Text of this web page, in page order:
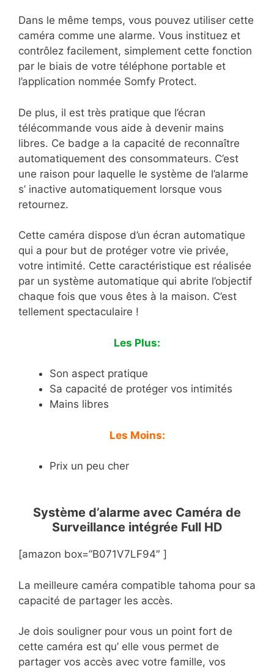
Dans le même temps, vous pouvez utiliser cette
caméra comme une alarme. Vous instituez et
contrôlez facilement, simplement cette fonction
par le biais de votre téléphone portable et
l’application nommée Somfy Protect.
De plus, il est très pratique que l’écran
télécommande vous aide à devenir mains
libres. Ce badge a la capacité de reconnaître
automatiquement des consommateurs. C’est
une raison pour laquelle le système de l’alarme
s’ inactive automatiquement lorsque vous
retournez.
Cette caméra dispose d’un écran automatique
qui a pour but de protéger votre vie privée,
votre intimité. Cette caractéristique est réalisée
par un système automatique qui abrite l’objectif
chaque fois que vous êtes à la maison. C’est
tellement spectaculaire !
Les Plus:
Son aspect pratique
Sa capacité de protéger vos intimités
Mains libres
Les Moins:
Prix un peu cher
Système d’alarme avec Caméra de
Surveillance intégrée Full HD
[amazon box=”B071V7LF94″ ]
La meilleure caméra compatible tahoma pour sa
capacité de partager les accès.
Je dois souligner pour vous un point fort de
cette caméra est qu’ elle vous permet de
partager vos accès avec votre famille, vos